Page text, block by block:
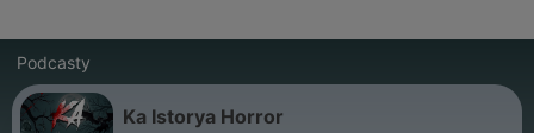
Podcasty
Ka Istorya Horror